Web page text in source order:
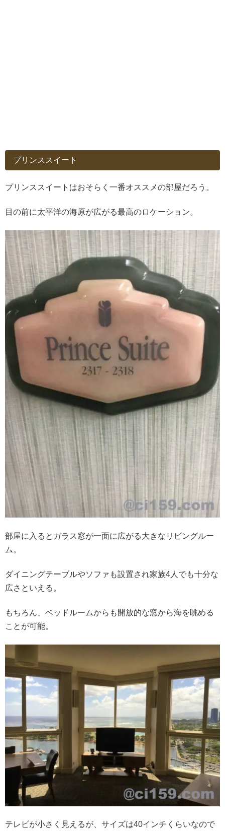
プリンススイート
プリンススイートはおそらく一番オススメの部屋だろう。
目の前に太平洋の海原が広がる最高のロケーション。
部屋に入るとガラス窓が一面に広がる大きなリビングルー
ム。
ダイニングテーブルやソファも設置され家族4人でも十分な
広さといえる。
もちろん、ベッドルームからも開放的な窓から海を眺める
ことが可能。
テレビが小さく見えるが、サイズは40インチくらいなので